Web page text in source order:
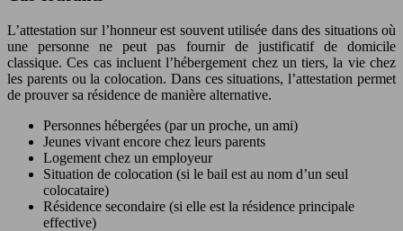
L’attestation sur l’honneur est souvent utilisée dans des situations où
une personne ne peut pas fournir de justificatif de domicile
classique. Ces cas incluent l’hébergement chez un tiers, la vie chez
les parents ou la colocation. Dans ces situations, l’attestation permet
de prouver sa résidence de manière alternative.
Personnes hébergées (par un proche, un ami)
Jeunes vivant encore chez leurs parents
Logement chez un employeur
Situation de colocation (si le bail est au nom d’un seul
colocataire)
Résidence secondaire (si elle est la résidence principale
effective)